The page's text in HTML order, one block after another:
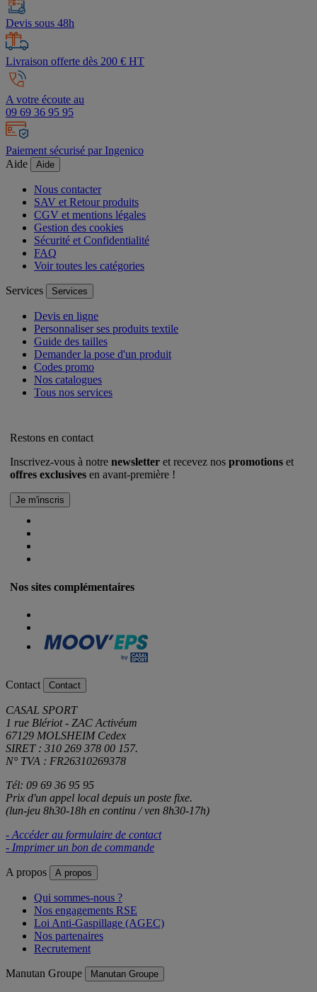
Devis sous 48h
Livraison offerte dès 200 € HT
A votre écoute au
09 69 36 95 95
Paiement sécurisé par Ingenico
Aide
Aide
Nous contacter
SAV et Retour produits
CGV et mentions légales
Gestion des cookies
Sécurité et Confidentialité
FAQ
Voir toutes les catégories
Services Services
Devis en ligne
Personnaliser ses produits textile
Guide des tailles
Demander la pose d'un produit
Codes promo
Nos catalogues
Tous nos services
Restons en contact
Inscrivez-vous à notre newsletter et recevez nos promotions et
offres exclusives en avant-première !
Nos sites complémentaires
Contact Contact
CASAL SPORT
1 rue Blériot - ZAC Activéum
67129 MOLSHEIM Cedex
SIRET : 310 269 378 00 157.
N° TVA : FR26310269378
Tél: 09 69 36 95 95
Prix d'un appel local depuis un poste fixe.
(lun-jeu 8h30-18h en continu / ven 8h30-17h)
- Accéder au formulaire de contact
- Imprimer un bon de commande
A propos A propos
Qui sommes-nous ?
Nos engagements RSE
Loi Anti-Gaspillage (AGEC)
Nos partenaires
Recrutement
Manutan Groupe Manutan Groupe